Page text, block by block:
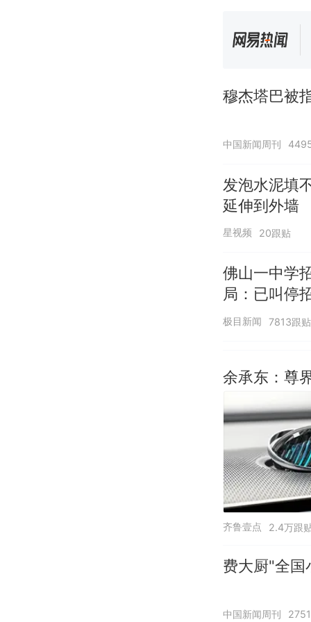
穆杰塔巴被
中国新闻周刊
发泡水泥填
延伸到外墙
星视频 20跟贴
佛山一中学
局：已叫停
极目新闻 7813跟贴
余承东：尊
齐鲁壹点 2.4万跟
费大厨"全国
中国新闻周刊